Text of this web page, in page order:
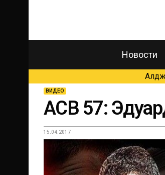
Новости
ВИДЕО
ACB 57:
15.04.2017